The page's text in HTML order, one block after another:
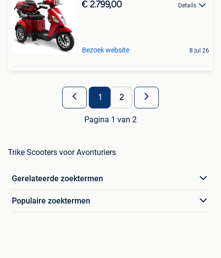
€ 2.799,00 Details
Bezoek website 8 jul 26
1 2
Pagina 1 van 2
Trike Scooters voor Avonturiers
Gerelateerde zoektermen
Populaire zoektermen